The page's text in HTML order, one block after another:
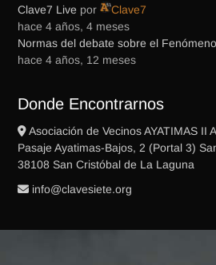
Clave7 Live por
Clave7
hace 4 años, 4 meses
Normas del debate sobre el
hace 4 años, 12 meses
Donde Encontrarnos
Asociación de Vecinos AYATIMAS II
Pasaje Ayatimas-Bajos, 2 (Portal 3)
38108 San Cristóbal de La Laguna
gro.eteisevalc@ofni